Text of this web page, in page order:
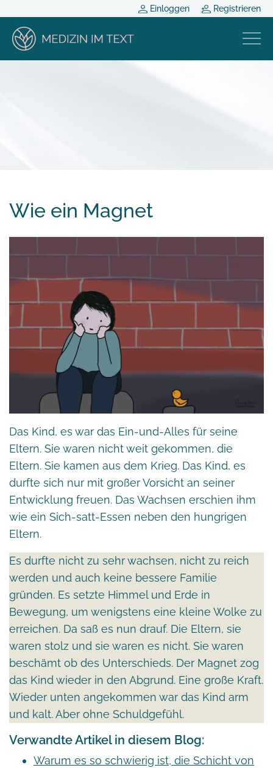
Einloggen Registrieren
Wie ein Magnet
Das Kind, es war das Ein-und-Alles für seine
Eltern. Sie waren nicht weit gekommen, die
Eltern. Sie kamen aus dem Krieg. Das Kind, es
durfte sich nur mit großer Vorsicht an seiner
Entwicklung freuen. Das Wachsen erschien ihm
wie ein Sich-satt-Essen neben den hungrigen
Eltern.
Es durfte nicht zu sehr wachsen, nicht zu reich
werden und auch keine bessere Familie
gründen. Es setzte Himmel und Erde in
Bewegung, um wenigstens eine kleine Wolke zu
erreichen. Da saß es nun drauf. Die Eltern, sie
waren stolz und sie waren es nicht. Sie waren
beschämt ob des Unterschieds. Der Magnet zog
das Kind wieder in den Abgrund. Eine große Kraft.
Wieder unten angekommen war das Kind arm
und kalt. Aber ohne Schuldgefühl.
Verwandte Artikel in diesem Blog:
Warum es so schwierig ist, die Schicht von